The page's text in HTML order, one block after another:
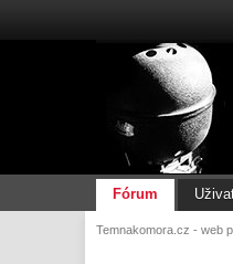
Fórum
Temnakomora.cz - web